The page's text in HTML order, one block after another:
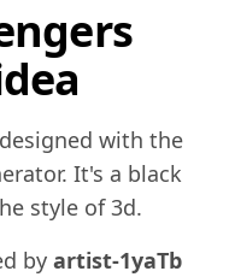
with the
It's a black
style of 3d.
by artist-1yaTb